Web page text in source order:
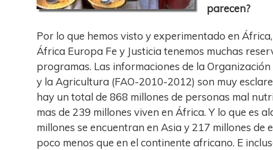
parecen?
Por lo que hemos visto y experimentado en
África Europa Fe y Justicia tenemos muchas
programas. Las informaciones de la
y la Agricultura (FAO-2010-2012) son muy
hay un total de 868 millones de personas mal
mas de 239 millones viven en África. Y lo que es
millones se encuentran en Asia y 217 millones de
poco menos que en el continente africano. E